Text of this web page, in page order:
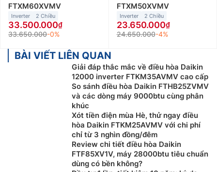
FTXM60XVMV
Inverter 2 Chiều
33.500.000
33.650.000-0%
FTXM50XVMV
Inverter 2 Chiều
23.650.000
24.650.000-4%
BÀI VIẾT LIÊN QUAN
Giải đáp thắc mắc về điều hòa Daikin
12000 inverter FTKM35AVMV cao cấp
So sánh điều hòa Daikin FTHB25ZVMV
và các dòng máy 9000btu cùng phân
khúc
Xót tiền điện mùa Hè, thử ngay điều
hòa Daikin FTKM25AVMV với chi phí
chỉ từ 3 nghìn đồng/đêm
Review chi tiết điều hòa Daikin
FTF85XV1V, máy 28000btu tiêu chuẩn
dùng có bền không?